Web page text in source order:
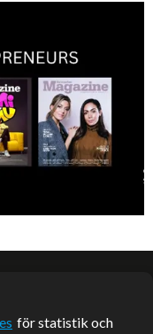
Arctic Root, Kan
för statistik och